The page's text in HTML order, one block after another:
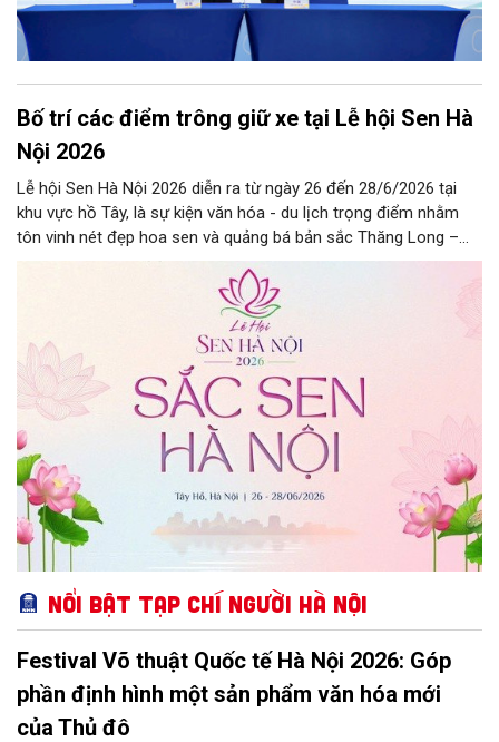
Bố trí các điểm trông giữ xe tại Lễ hội Sen Hà
Nội 2026
Lễ hội Sen Hà Nội 2026 diễn ra từ ngày 26 đến 28/6/2026 tại
khu vực hồ Tây, là sự kiện văn hóa - du lịch trọng điểm nhằm
tôn vinh nét đẹp hoa sen và quảng bá bản sắc Thăng Long –
Hà Nội.
Nổi bật Tạp chí Người Hà Nội
Festival Võ thuật Quốc tế Hà Nội 2026: Góp
phần định hình một sản phẩm văn hóa mới
của Thủ đô